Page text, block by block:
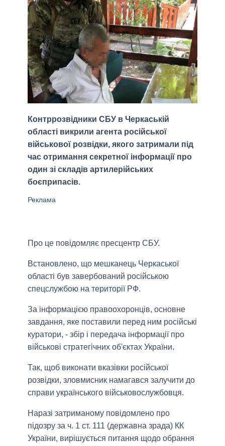
Контррозвідники СБУ в Черкаській
області викрили агента російської
військової розвідки, якого затримали під
час отримання секретної інформації про
один зі складів артилерійських
боєприпасів.
Про це повідомляє пресцентр СБУ.
Встановлено, що мешканець Черкаської
області був завербований російською
спецслужбою на території РФ.
За інформацією правоохоронців, основне
завдання, яке поставили перед ним російські
куратори, - збір і передача інформації про
військові стратегічних об'єктах України.
Так, щоб виконати вказівки російської
розвідки, зловмисник намагався залучити до
справи українського військовослужбовця.
Наразі затриманому повідомлено про
підозру за ч. 1 ст. 111 (державна зрада) КК
України, вирішується питання щодо обрання